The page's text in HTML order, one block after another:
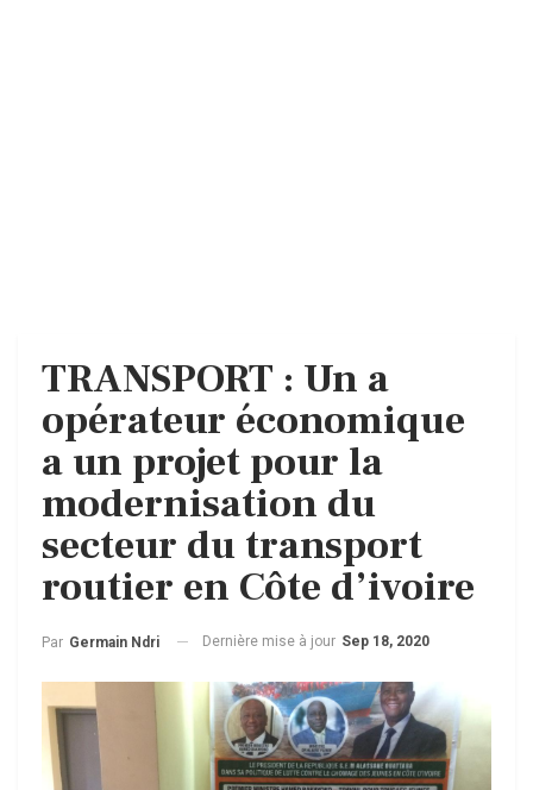
TRANSPORT : Un a
opérateur économique
a un projet pour la
modernisation du
secteur du transport
routier en Côte d’ivoire
Par Germain Ndri Dernière mise à jour Sep 18, 2020